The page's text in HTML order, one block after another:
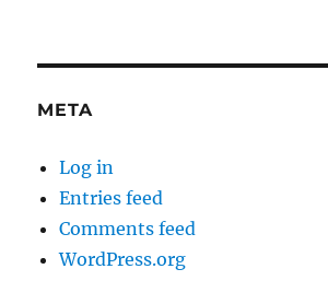
META
Log in
Entries feed
Comments feed
WordPress.org